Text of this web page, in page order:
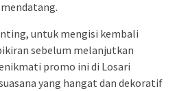
untuk mengisi kembali
sebelum melanjutkan
promo ini di Losari
yang hangat dan dekoratif